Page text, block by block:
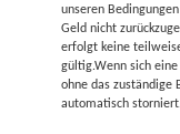
unseren
Geld nicht
erfolgt keine
gültig.Wenn sich
ohne das zuständige
automatisch